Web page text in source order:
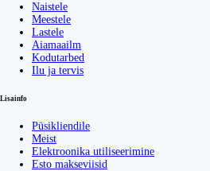
Naistele
Meestele
Lastele
Aiamaailm
Kodutarbed
Ilu ja tervis
Lisainfo
Püsikliendile
Meist
Elektroonika utiliseerimine
Esto makseviisid